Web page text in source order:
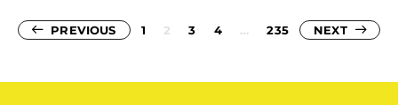
Pagination
publications
PREVIOUS 1 2 3 4 … 235 NEXT